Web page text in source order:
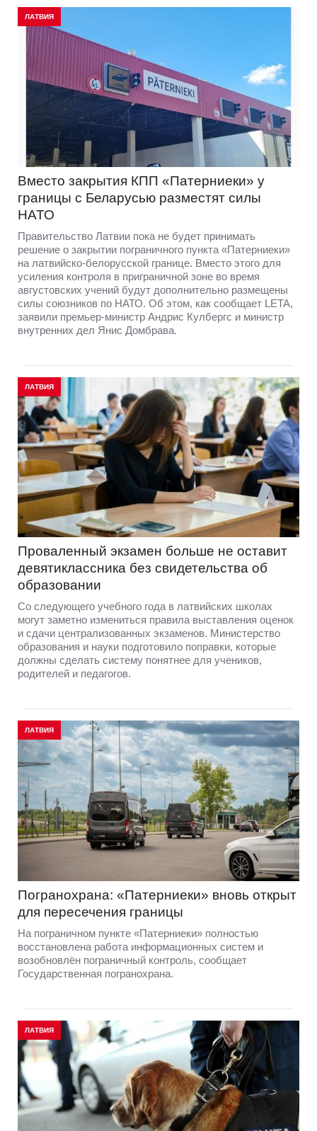
ЛАТВИЯ
Вместо закрытия КПП «Патерниеки» у
границы с Беларусью разместят силы
НАТО
Правительство Латвии пока не будет принимать
решение о закрытии пограничного пункта «Патерниеки»
на латвийско-белорусской границе. Вместо этого для
усиления контроля в приграничной зоне во время
августовских учений будут дополнительно размещены
силы союзников по НАТО. Об этом, как сообщает LETA,
заявили премьер-министр Андрис Кулбергс и министр
внутренних дел Янис Домбрава.
ЛАТВИЯ
Проваленный экзамен больше не оставит
девятиклассника без свидетельства об
образовании
Со следующего учебного года в латвийских школах
могут заметно измениться правила выставления оценок
и сдачи централизованных экзаменов. Министерство
образования и науки подготовило поправки, которые
должны сделать систему понятнее для учеников,
родителей и педагогов.
ЛАТВИЯ
Погранохрана: «Патерниеки» вновь открыт
для пересечения границы
На пограничном пункте «Патерниеки» полностью
восстановлена работа информационных систем и
возобновлён пограничный контроль, сообщает
Государственная погранохрана.
ЛАТВИЯ